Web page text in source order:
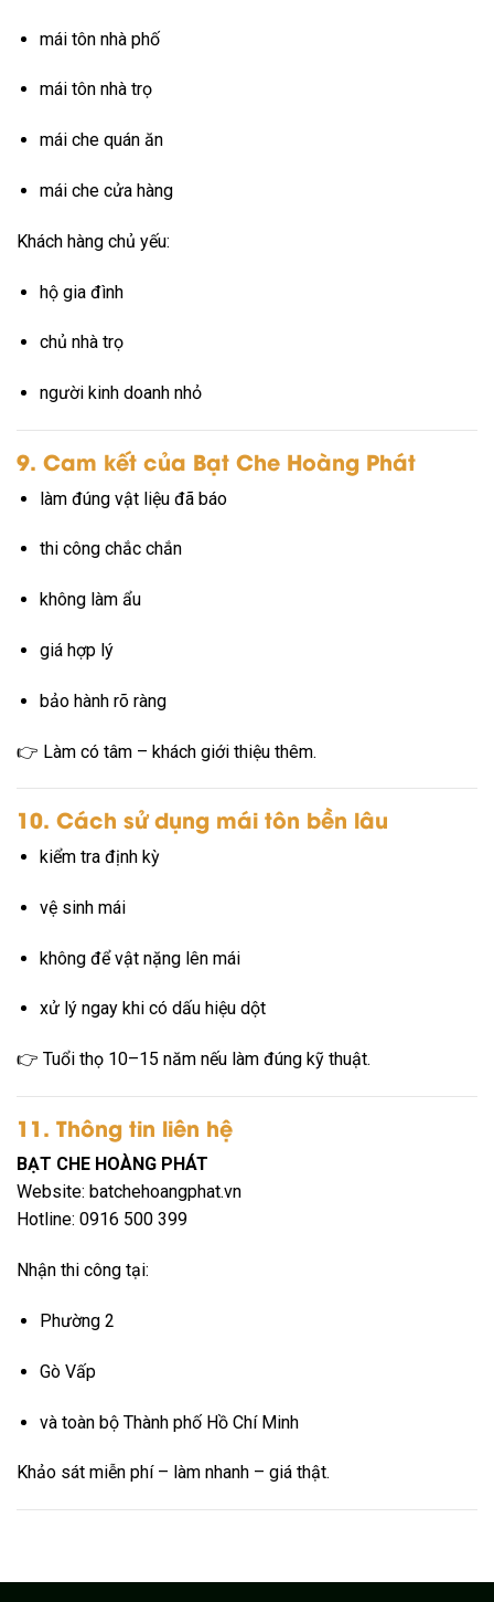
mái tôn nhà phố
mái tôn nhà trọ
mái che quán ăn
mái che cửa hàng
Khách hàng chủ yếu:
hộ gia đình
chủ nhà trọ
người kinh doanh nhỏ
9. Cam kết của Bạt Che Hoàng Phát
làm đúng vật liệu đã báo
thi công chắc chắn
không làm ẩu
giá hợp lý
bảo hành rõ ràng
👉 Làm có tâm – khách giới thiệu thêm.
10. Cách sử dụng mái tôn bền lâu
kiểm tra định kỳ
vệ sinh mái
không để vật nặng lên mái
xử lý ngay khi có dấu hiệu dột
👉 Tuổi thọ 10–15 năm nếu làm đúng kỹ thuật.
11. Thông tin liên hệ
BẠT CHE HOÀNG PHÁT
Website: batchehoangphat.vn
Hotline: 0916 500 399
Nhận thi công tại:
Phường 2
Gò Vấp
và toàn bộ Thành phố Hồ Chí Minh
Khảo sát miễn phí – làm nhanh – giá thật.